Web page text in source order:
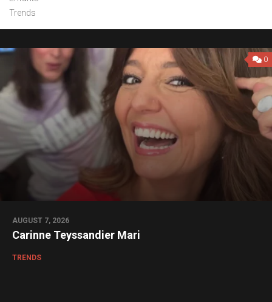
Trends
0
AUGUST 7, 2026
Carinne Teyssandier Mari
TRENDS